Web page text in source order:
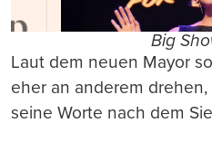
Big
Laut dem neuen Mayor
eher an anderem drehen,
seine Worte nach dem